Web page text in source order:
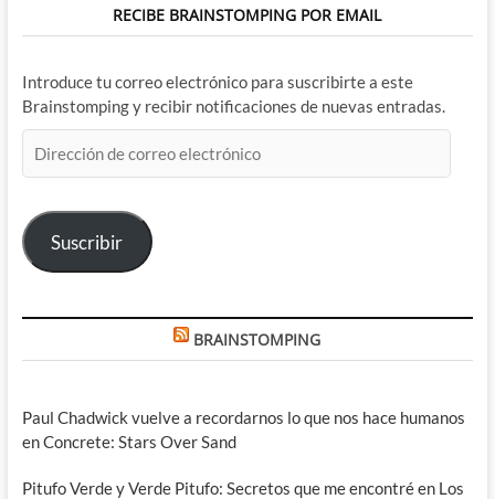
RECIBE BRAINSTOMPING POR EMAIL
Introduce tu correo electrónico para suscribirte a este
Brainstomping y recibir notificaciones de nuevas entradas.
de
electrónico
Suscribir
BRAINSTOMPING
Paul Chadwick vuelve a recordarnos lo que nos hace humanos
en Concrete: Stars Over Sand
Pitufo Verde y Verde Pitufo: Secretos que me encontré en Los